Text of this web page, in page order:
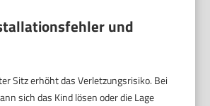
und
Sitz erhöht das Verletzungsrisiko. Bei
sich das Kind lösen oder die Lage